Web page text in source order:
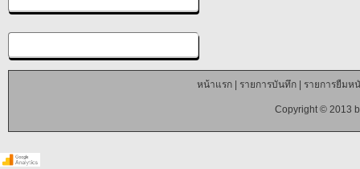
หน้าแรก| รายการบันทึก| รายการยืมห
Copyright © 2013